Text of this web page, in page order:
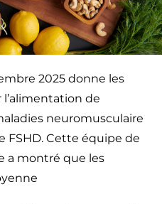
2025 donne les
de
neuromusculaire
FSHD. Cette équipe de
a montré que les